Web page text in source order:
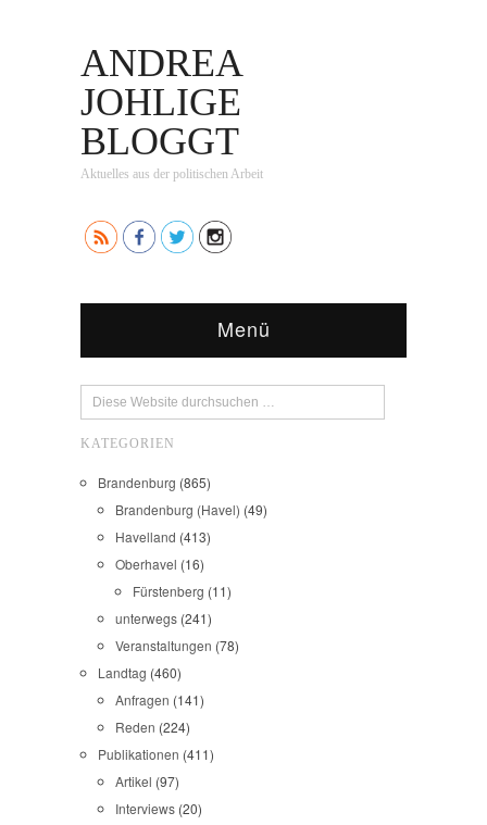
ANDREA
JOHLIGE
BLOGGT
Aktuelles aus der politischen Arbeit
Menü
KATEGORIEN
Brandenburg (865)
Brandenburg (Havel) (49)
Havelland (413)
Oberhavel (16)
Fürstenberg (11)
unterwegs (241)
Veranstaltungen (78)
Landtag (460)
Anfragen (141)
Reden (224)
Publikationen (411)
Artikel (97)
Interviews (20)